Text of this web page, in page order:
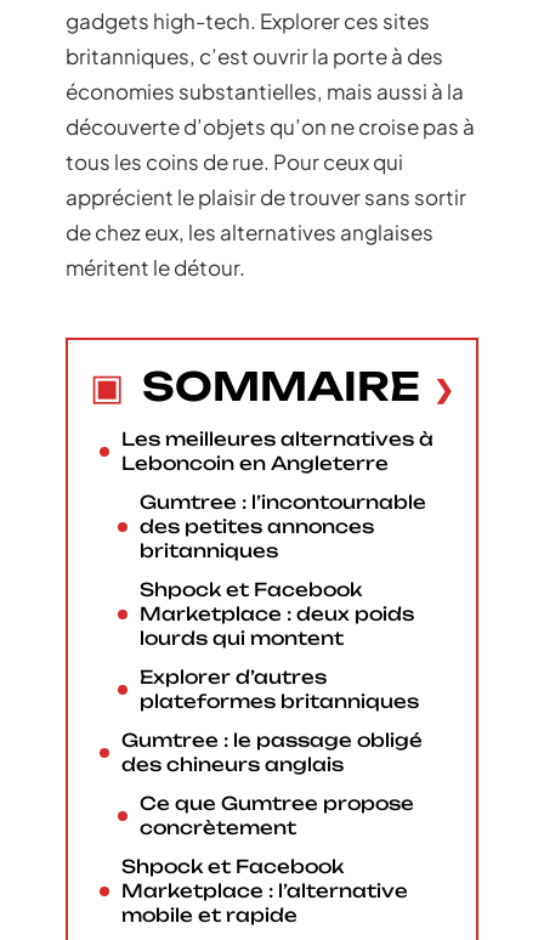
gadgets high-tech. Explorer ces sites
britanniques, c’est ouvrir la porte à des
économies substantielles, mais aussi à la
découverte d’objets qu’on ne croise pas à
tous les coins de rue. Pour ceux qui
apprécient le plaisir de trouver sans sortir
de chez eux, les alternatives anglaises
méritent le détour.
SOMMAIRE
Les meilleures alternatives à
Leboncoin en Angleterre
Gumtree : l’incontournable
des petites annonces
britanniques
Shpock et Facebook
Marketplace : deux poids
lourds qui montent
Explorer d’autres
plateformes britanniques
Gumtree : le passage obligé
des chineurs anglais
Ce que Gumtree propose
concrètement
Shpock et Facebook
Marketplace : l’alternative
mobile et rapide